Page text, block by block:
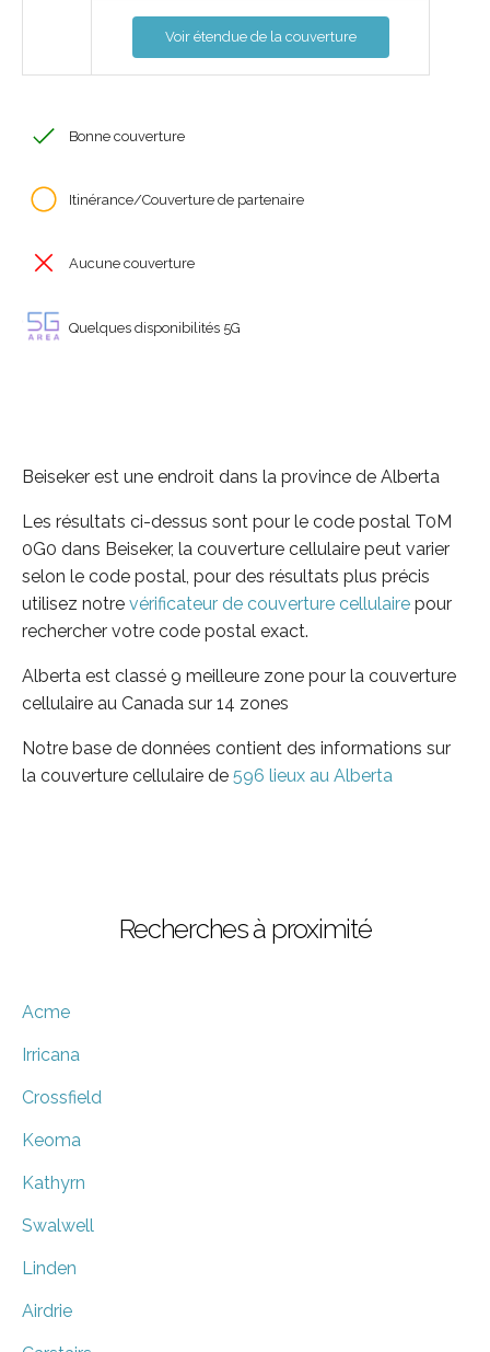
Voir étendue de la couverture
Bonne couverture
Itinérance/Couverture de partenaire
Aucune couverture
Quelques disponibilités 5G
Beiseker est une endroit dans la province de Alberta
Les résultats ci-dessus sont pour le code postal T0M
0G0 dans Beiseker, la couverture cellulaire peut varier
selon le code postal, pour des résultats plus précis
utilisez notre vérificateur de couverture cellulaire pour
rechercher votre code postal exact.
Alberta est classé 9 meilleure zone pour la couverture
cellulaire au Canada sur 14 zones
Notre base de données contient des informations sur
la couverture cellulaire de 596 lieux au Alberta
Recherches à proximité
Acme
Irricana
Crossfield
Keoma
Kathyrn
Swalwell
Linden
Airdrie